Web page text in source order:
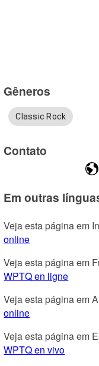
Gêneros
Classic Rock
Contato
Em outras
Veja esta página em
online
Veja esta página em
WPTQ en ligne
Veja esta página em
online
Veja esta página em
WPTQ en vivo